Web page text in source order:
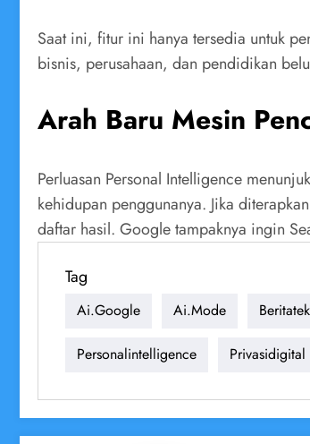
Saat ini, fitur ini hanya tersedia untuk
bisnis, perusahaan, dan pendidikan
Arah Baru Mesin
Perluasan Personal Intelligence
kehidupan penggunanya. Jika
daftar hasil. Google tampaknya ingin
Tag
Ai.google Ai.mode
Personalintelligence Privasidigital